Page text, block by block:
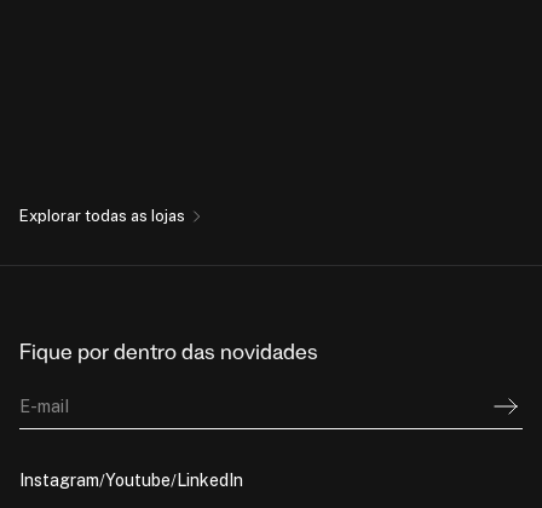
Explorar todas as lojas
Fique por dentro das novidades
E-mail
Instagram Youtube LinkedIn